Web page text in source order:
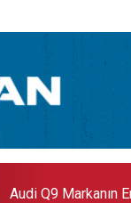
Audi Q9 Markanın